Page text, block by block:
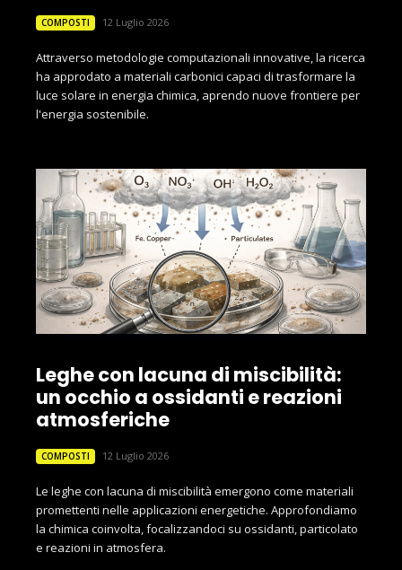
COMPOSTI 12 Luglio 2026
Attraverso metodologie computazionali innovative, la ricerca
ha approdato a materiali carbonici capaci di trasformare la
luce solare in energia chimica, aprendo nuove frontiere per
l'energia sostenibile.
Leghe con lacuna di miscibilità:
un occhio a ossidanti e reazioni
atmosferiche
COMPOSTI 12 Luglio 2026
Le leghe con lacuna di miscibilità emergono come materiali
promettenti nelle applicazioni energetiche. Approfondiamo
la chimica coinvolta, focalizzandoci su ossidanti, particolato
e reazioni in atmosfera.